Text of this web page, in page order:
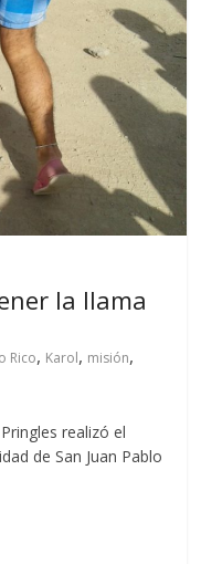
la llama
Rico, Karol, misión,
realizó el
de San Juan Pablo